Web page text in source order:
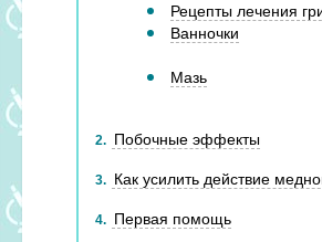
Рецепты лечения
Ванночки
Мазь
2 Побочные эффекты
3 Как усилить действие
4 Первая помощь